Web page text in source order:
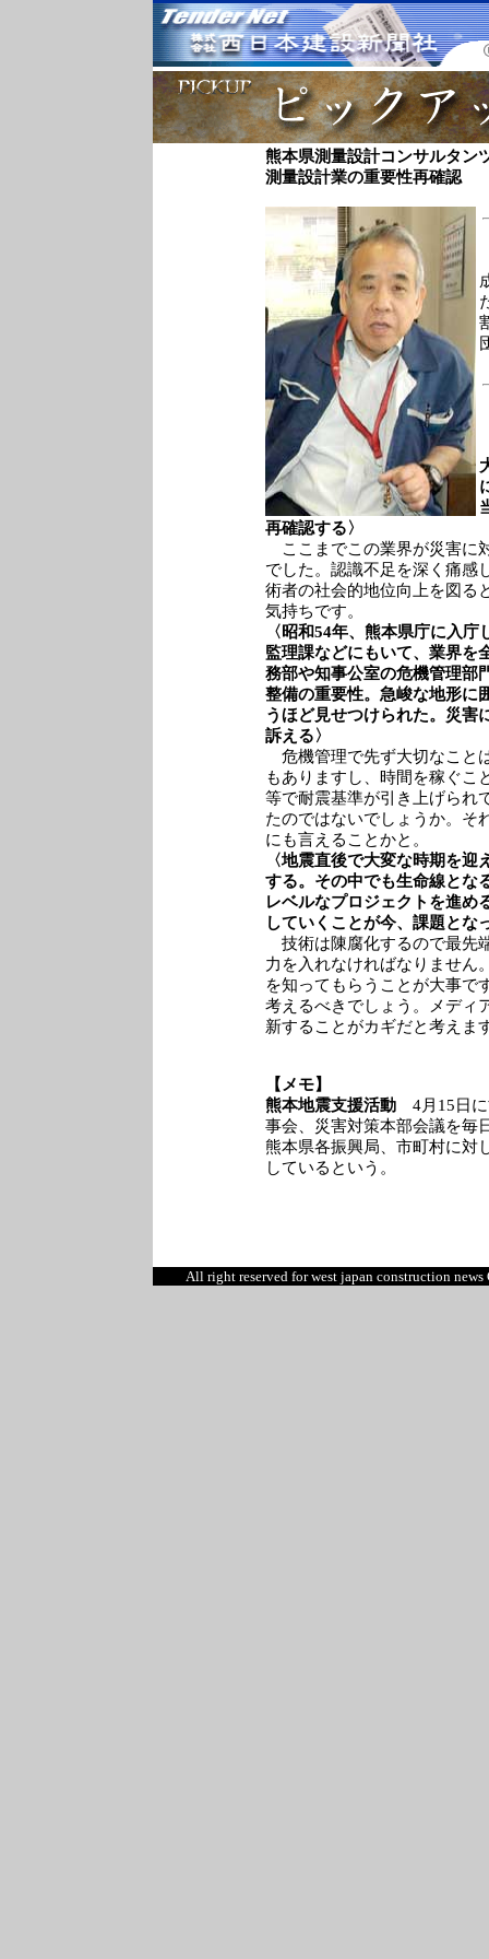
熊本県測量設計コンサルタ
測量設計業の重要性再確認
再確認する〉
ここまでこの業界が災害に
でした。認識不足を深く痛感
術者の社会的地位向上を図る
気持ちです。
〈昭和54年、熊本県庁に入
監理課などにもいて、業界を
務部や知事公室の危機管理部
整備の重要性。急峻な地形に
うほど見せつけられた。災害
訴える〉
危機管理で先ず大切なこと
もありますし、時間を稼ぐこ
等で耐震基準が引き上げられ
たのではないでしょうか。そ
にも言えることかと。
〈地震直後で大変な時期を
する。その中でも生命線とな
レベルなプロジェクトを進め
していくことが今、課題とな
技術は陳腐化するので最先
力を入れなければなりません
を知ってもらうことが大事で
考えるべきでしょう。メディ
新することがカギだと考えま
【メモ】
熊本地震支援活動 4月15日に
事会、災害対策本部会議を毎
熊本県各振興局、市町村に対
しているという。
All right reserved for west japan construction